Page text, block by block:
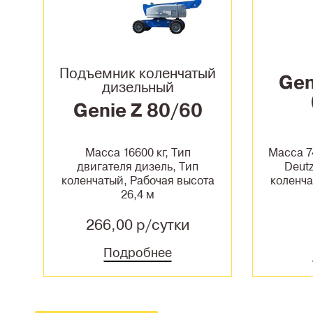
Подъемник коленчатый
дизельный
Genie Z 80/60
Масса 16600 кг, Тип
двигателя дизель, Тип
коленчатый, Рабочая высота
26,4 м
Подробнее
266,00 р/сутки
Масса